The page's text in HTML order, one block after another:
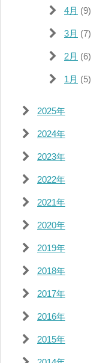
4月 (9)
3月 (7)
2月 (6)
1月 (5)
2025年
2024年
2023年
2022年
2021年
2020年
2019年
2018年
2017年
2016年
2015年